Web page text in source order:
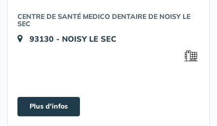
CENTRE DE SANTÉ MEDICO DENTAIRE DE NOISY LE
SEC
93130 - NOISY LE SEC
Plus d'infos